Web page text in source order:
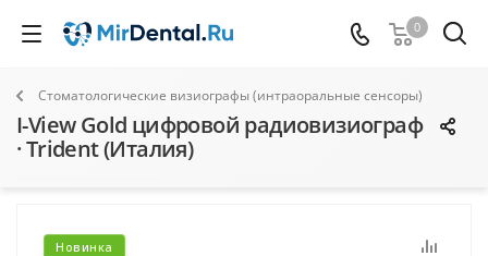
0
Стоматологические визиографы (интраоральные сенсоры)
I-View Gold цифровой радиовизиограф
· Trident (Италия)
Новинка